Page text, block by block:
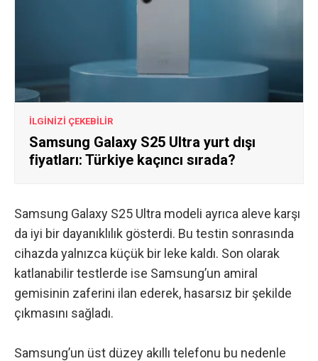
İLGİNİZİ ÇEKEBİLİR
Samsung Galaxy S25 Ultra yurt dışı
fiyatları: Türkiye kaçıncı sırada?
Samsung Galaxy S25 Ultra modeli ayrıca aleve karşı
da iyi bir dayanıklılık gösterdi. Bu testin sonrasında
cihazda yalnızca küçük bir leke kaldı. Son olarak
katlanabilir testlerde ise Samsung’un amiral
gemisinin zaferini ilan ederek, hasarsız bir şekilde
çıkmasını sağladı.
Samsung’un üst düzey akıllı telefonu bu nedenle